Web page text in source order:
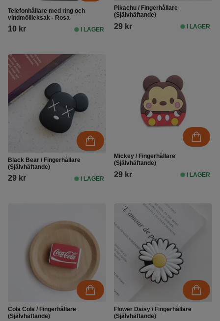
Telefonhållare med ring och
vindmöllleksak - Rosa
10 kr I LAGER
Pikachu / Fingerhållare
(Självhäftande)
29 kr I LAGER
Black Bear / Fingerhållare
(Självhäftande)
29 kr I LAGER
Mickey / Fingerhållare
(Självhäftande)
29 kr I LAGER
Cola Cola / Fingerhållare
(Självhäftande)
Flower Daisy / Fingerhållare
(Självhäftande)